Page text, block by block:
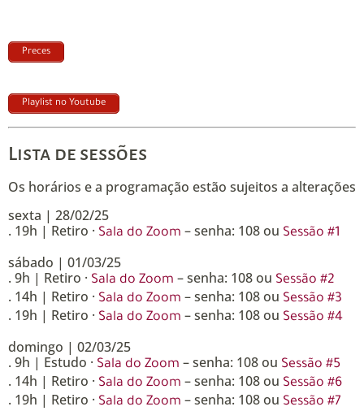
Preces
Playlist no Youtube
Lista de sessões
Os horários e a programação estão sujeitos a alterações
sexta | 28/02/25
. 19h | Retiro · Sala do Zoom – senha: 108 ou Sessão #1
sábado | 01/03/25
. 9h | Retiro · Sala do Zoom – senha: 108 ou Sessão #2
. 14h | Retiro · Sala do Zoom – senha: 108 ou Sessão #3
. 19h | Retiro · Sala do Zoom – senha: 108 ou Sessão #4
domingo | 02/03/25
. 9h | Estudo · Sala do Zoom – senha: 108 ou Sessão #5
. 14h | Retiro · Sala do Zoom – senha: 108 ou Sessão #6
. 19h | Retiro · Sala do Zoom – senha: 108 ou Sessão #7